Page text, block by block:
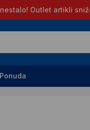
Outlet artikli